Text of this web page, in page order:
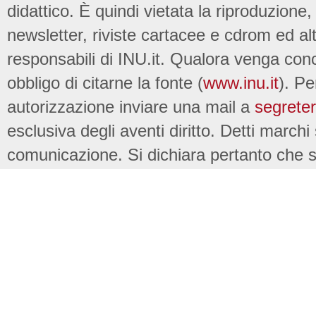
didattico. È quindi vietata la
newsletter, riviste cartacee e cdrom ed
responsabili di INU.it. Qualora venga
obbligo di citarne la fonte (www.inu.it).
autorizzazione inviare una mail a
esclusiva degli aventi diritto. Detti
comunicazione. Si dichiara pertanto che